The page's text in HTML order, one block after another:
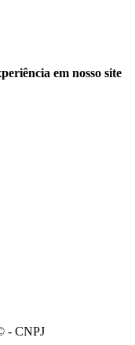
em nosso site
- CNPJ